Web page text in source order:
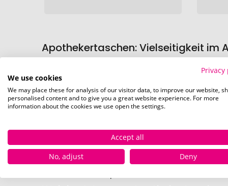
Apothekertaschen: Vielseitigkeit im
Die Vielseitigkeit der Apothekertaschen macht sie
die Ihre Kunden nicht nur in Apotheken, sondern
zu einem bevorzugten Begleiter bei Einkäufen, was
Neben ihrem alltäglichen Gebrauch sind
Firmenlogo oder Ihre Kampagnenbotschaft effektiv
zudem Ihr Engagement für Nachhaltigkeit und
Auch in Bildungseinrichtungen oder bei
gesundheitsbezogenen Informationen, Tipps oder
In jedem dieser Szenarien bieten Apothekertaschen
Privacy
We use cookies
We may place these for analysis of our visitor data, to improve our website,
personalised content and to give you a great website experience. For more
information about the cookies we use open the settings.
Accept all
No, adjust
Deny